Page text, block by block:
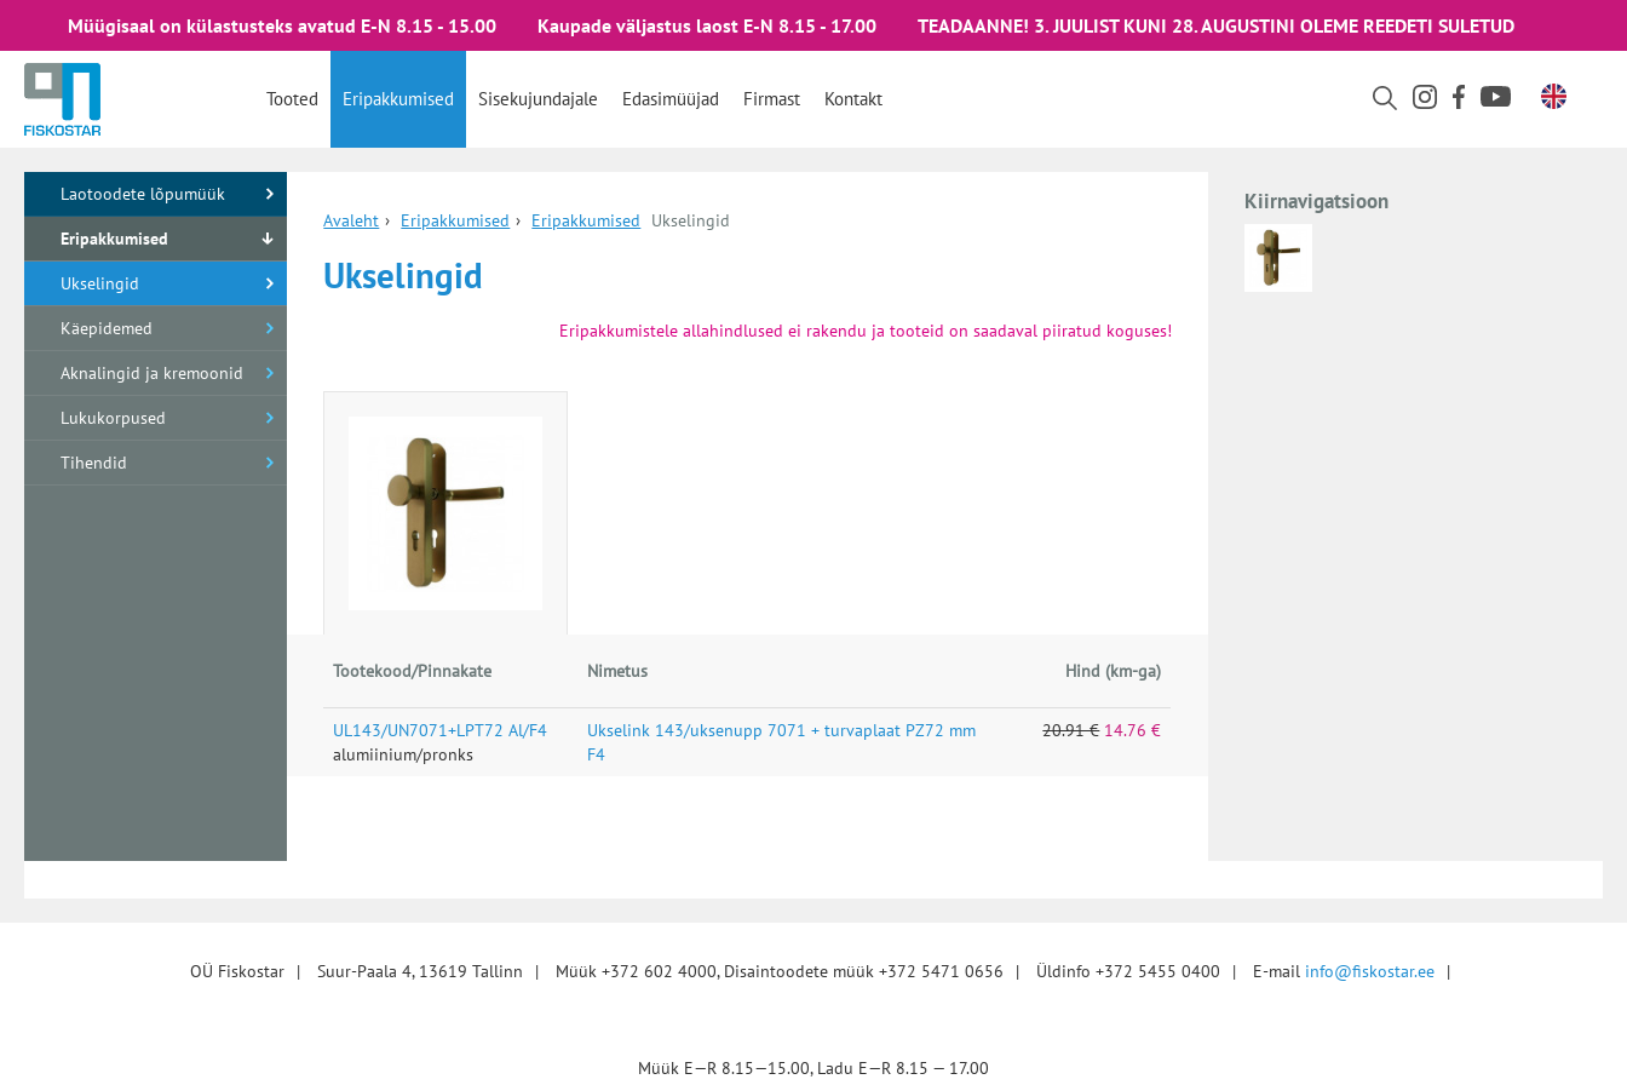
Müügisaal on külastusteks avatud E-N 8.15 - 15.00 Kaupade väljastus laost E-N 8.15 - 17.00 TEADAANNE! 3. JUULIST KUNI 28. AUGUSTINI OLEME REEDETI SULETUD
Tooted Eripakkumised Sisekujundajale Edasimüüjad Firmast Kontakt
Laotoodete lõpumüük
Eripakkumised
Ukselingid
Käepidemed
Aknalingid ja kremoonid
Lukukorpused
Tihendid
Avaleht › Eripakkumised › Eripakkumised Ukselingid
Ukselingid
Eripakkumistele allahindlused ei rakendu ja tooteid on saadaval piiratud koguses!
Tootekood/Pinnakate Nimetus Hind (km-ga)
UL143/UN7071+LPT72 Al/F4
alumiinium/pronks
Ukselink 143/uksenupp 7071 + turvaplaat PZ72 mm
F4
20.91 € 14.76 €
Kiirnavigatsioon
OÜ Fiskostar | Suur-Paala 4, 13619 Tallinn | Müük +372 602 4000, Disaintoodete müük +372 5471 0656 | Üldinfo +372 5455 0400 | E-mail info@fiskostar.ee |
Müük E—R 8.15—15.00, Ladu E—R 8.15 — 17.00